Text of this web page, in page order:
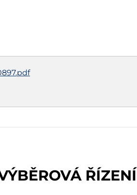
ŘÍZENÍ